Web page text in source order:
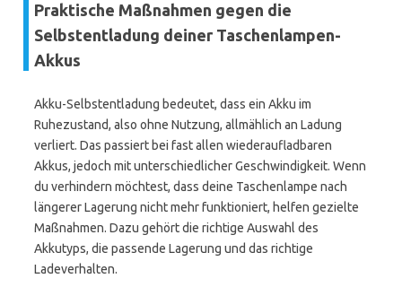
Praktische Maßnahmen gegen die
Selbstentladung deiner Taschenlampen-
Akkus
Akku-Selbstentladung bedeutet, dass ein Akku im
Ruhezustand, also ohne Nutzung, allmählich an Ladung
verliert. Das passiert bei fast allen wiederaufladbaren
Akkus, jedoch mit unterschiedlicher Geschwindigkeit. Wenn
du verhindern möchtest, dass deine Taschenlampe nach
längerer Lagerung nicht mehr funktioniert, helfen gezielte
Maßnahmen. Dazu gehört die richtige Auswahl des
Akkutyps, die passende Lagerung und das richtige
Ladeverhalten.